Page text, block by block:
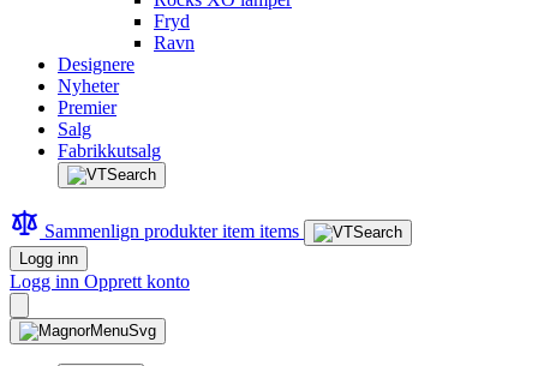
Fryd
Ravn
Designere
Nyheter
Premier
Salg
Fabrikkutsalg
Sammenlign produkteritem items
Logg inn
Logg inn Opprett konto